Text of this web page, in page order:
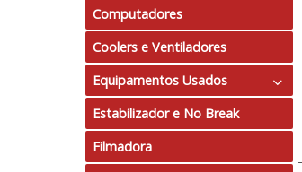
Computadores
Coolers e Ventiladores
Equipamentos Usados
Computadores
Notebook
Estabilizador e No Break
Filmadora